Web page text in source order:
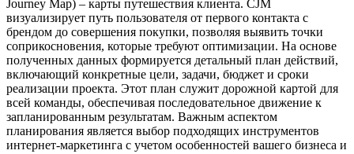
Journey Map) – карты путешествия клиента. CJM
визуализирует путь пользователя от первого контакта с
брендом до совершения покупки, позволяя выявить точки
соприкосновения, которые требуют оптимизации. На основе
полученных данных формируется детальный план действий,
включающий конкретные цели, задачи, бюджет и сроки
реализации проекта. Этот план служит дорожной картой для
всей команды, обеспечивая последовательное движение к
запланированным результатам. Важным аспектом
планирования является выбор подходящих инструментов
интернет-маркетинга с учетом особенностей вашего бизнеса и